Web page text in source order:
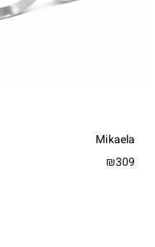
Mikaela
₪309